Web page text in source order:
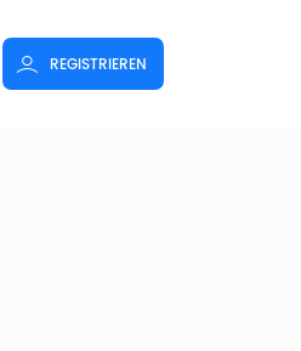
REGISTRIEREN